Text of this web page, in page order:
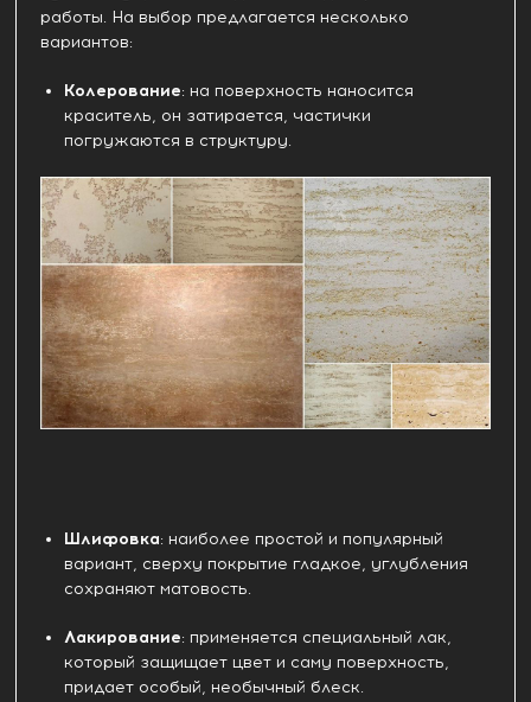
работы. На выбор предлагается несколько
вариантов:
Колерование: на поверхность наносится
краситель, он затирается, частички
погружаются в структуру.
Шлифовка: наиболее простой и популярный
вариант, сверху покрытие гладкое, углубления
сохраняют матовость.
Лакирование: применяется специальный лак,
который защищает цвет и саму поверхность,
придает особый, необычный блеск.